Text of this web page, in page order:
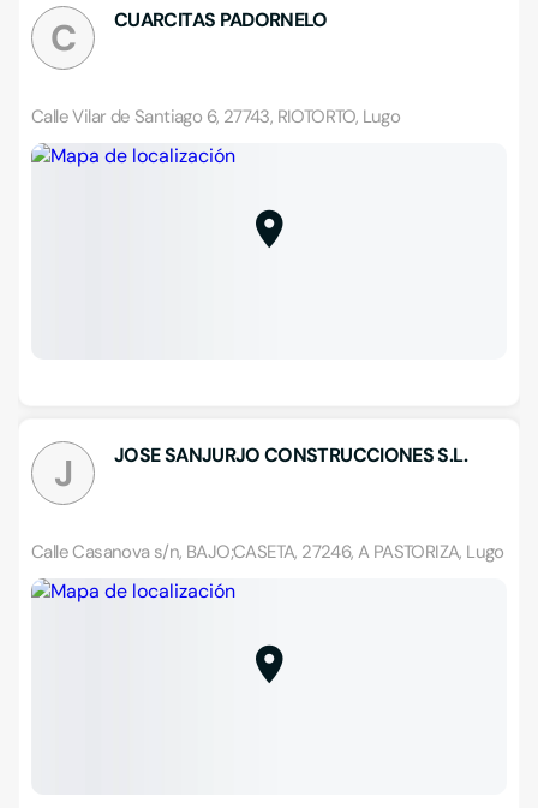
C CUARCITAS PADORNELO
Calle Vilar de Santiago 6, 27743, RIOTORTO, Lugo
J JOSE SANJURJO CONSTRUCCIONES S.L.
Calle Casanova s/n, BAJO;CASETA, 27246, A PASTORIZA, Lugo